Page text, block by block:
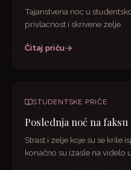
Tajanstvena noc u
privlacnost i skrivene zelje.
Čitaj priču
STUDENTSKE PRIČE
Poslednja noć na faksu
Strast i zelje koje su se krile
konačno su izasle na videlo